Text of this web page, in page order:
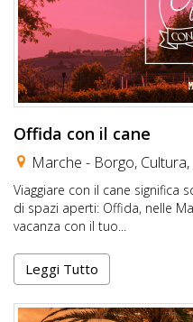
Offida con il cane
Marche - Borgo, Cultura,
Viaggiare con il cane significa
di spazi aperti: Offida, nelle
vacanza con il tuo...
Leggi Tutto